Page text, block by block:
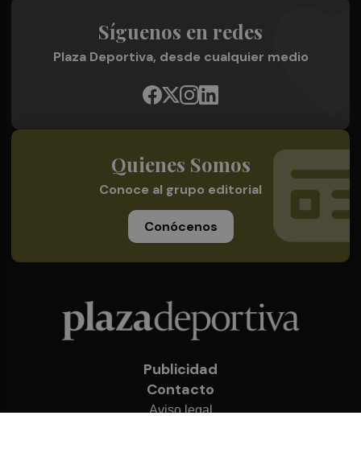
Síguenos en redes
Plaza Deportiva, desde cualquier medio
Quienes Somos
Conoce al grupo editorial
Conócenos
Publicidad
Contacto
Aviso legal